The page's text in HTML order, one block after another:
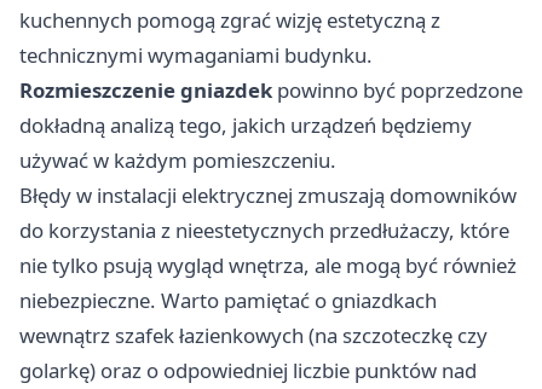
kuchennych pomogą zgrać wizję estetyczną z
technicznymi wymaganiami budynku.
Rozmieszczenie gniazdek powinno być poprzedzone
dokładną analizą tego, jakich urządzeń będziemy
używać w każdym pomieszczeniu.
Błędy w instalacji elektrycznej zmuszają domowników
do korzystania z nieestetycznych przedłużaczy, które
nie tylko psują wygląd wnętrza, ale mogą być również
niebezpieczne. Warto pamiętać o gniazdkach
wewnątrz szafek łazienkowych (na szczoteczkę czy
golarkę) oraz o odpowiedniej liczbie punktów nad